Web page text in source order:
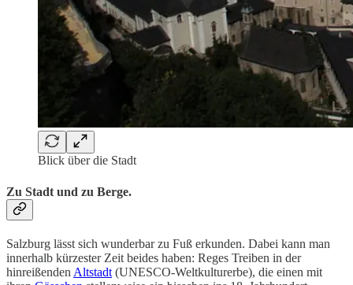
Blick über die Stadt
Zu Stadt und zu Berge.
Salzburg lässt sich wunderbar zu Fuß erkunden. Dabei kann man
innerhalb kürzester Zeit beides haben: Reges Treiben in der
hinreißenden Altstadt (UNESCO-Weltkulturerbe), die einen mit